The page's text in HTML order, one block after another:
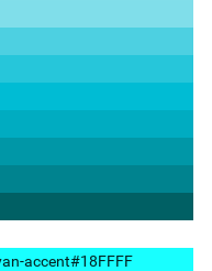
accent#18FFFF